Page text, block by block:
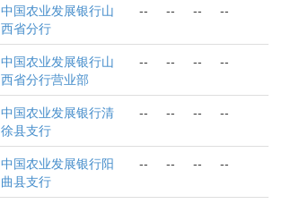
中国农业发展银行山
西省分行
-- -- -- --
中国农业发展银行山
西省分行营业部
-- -- -- --
中国农业发展银行清
徐县支行
-- -- -- --
中国农业发展银行阳
曲县支行
-- -- -- --